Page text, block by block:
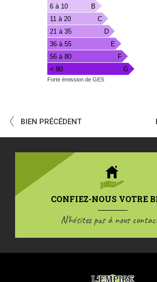
à
Effet
de
Serre
6 à 10
B
11 à 20
C
21 à 35
D
36 à 55
E
56 à 80
F
< 80
G
Forte émission de GES
BIEN PRÉCÉDENT
CONFIEZ-NOUS VOTRE
N'hésitez pas à nous